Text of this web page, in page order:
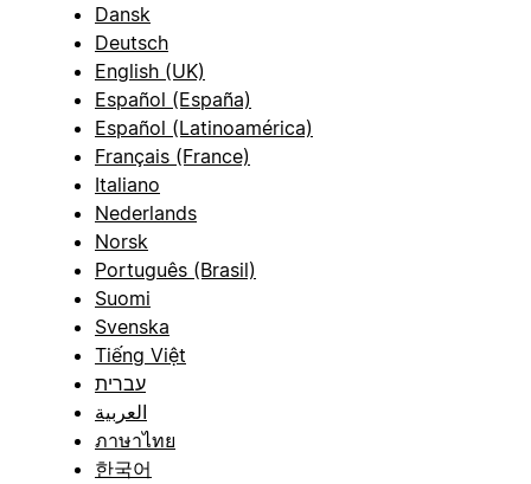
Dansk
Deutsch
English (UK)
Español (España)
Español (Latinoamérica)
Français (France)
Italiano
Nederlands
Norsk
Português (Brasil)
Suomi
Svenska
Tiếng Việt
עברית
العربية
ภาษาไทย
한국어